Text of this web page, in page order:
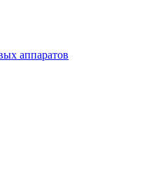
аппаратов